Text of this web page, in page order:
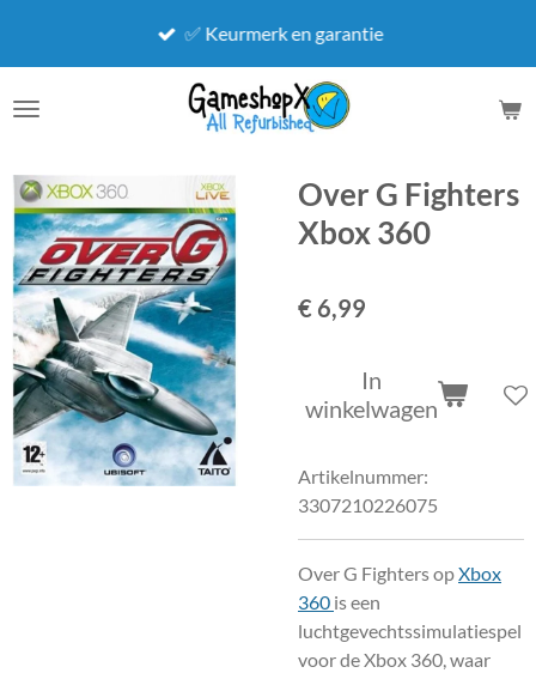
de
✅ Keurmerk en garantie
Over G Fighters
Xbox 360
€ 6,99
In
winkelwagen
Artikelnummer:
3307210226075
Over G Fighters opXbox
360 is een
luchtgevechtssimulatiespel
voor de Xbox 360, waar